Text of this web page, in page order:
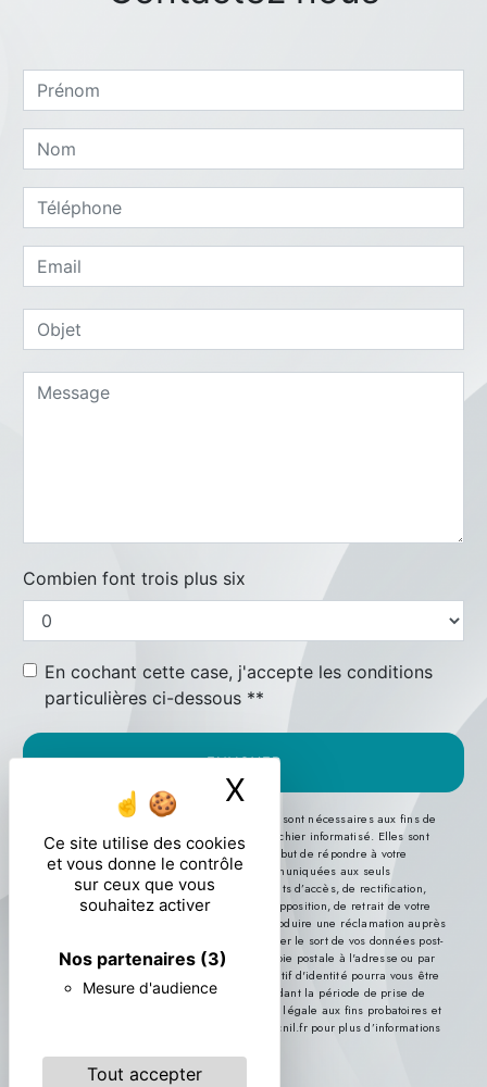
Ce site utilise des cookies
et vous donne le contrôle
sur ceux que vous
souhaitez activer
Nos partenaires (3)
Mesure d'audience
Tout accepter
X Masquer le
Combien font trois plus six
En cochant cette case, j'accepte les conditions
particulières ci-dessous **
ENVOYER
** Les données personnelles communiquées sont nécessaires aux fins de
vous contacter et sont enregistrées dans un fichier informatisé. Elles sont
destinées à et ses sous-traitants dans le seul but de répondre à votre
message. Les données collectées seront communiquées aux seuls
destinataires suivants: . Vous disposez de droits d’accès, de rectification,
d’effacement, de portabilité, de limitation, d’opposition, de retrait de votre
consentement à tout moment et du droit d’introduire une réclamation auprès
d’une autorité de contrôle, ainsi que d’organiser le sort de vos données post-
mortem. Vous pouvez exercer ces droits par voie postale à l'adresse ou par
courrier électronique à l'adresse . Un justificatif d'identité pourra vous être
demandé. Nous conservons vos données pendant la période de prise de
contact puis pendant la durée de prescription légale aux fins probatoires et
de gestion des contentieux. Consultez le site cnil.fr pour plus d’informations